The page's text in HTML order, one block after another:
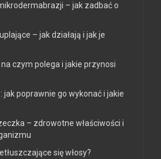
– jak zadbać o
– jak działają i jak je
czym polega i jakie przynosi
jak poprawnie go wykonać i jakie
– zdrowotne właściwości i
się włosy?